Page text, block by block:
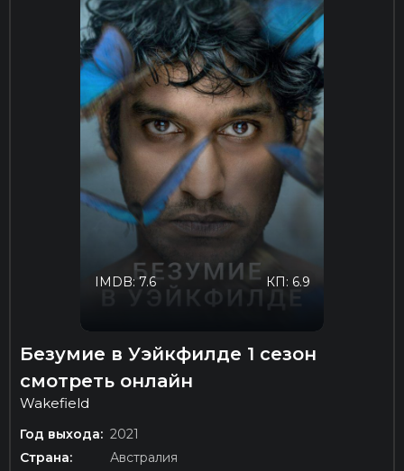
КП: 6.9
IMDB: 7.6
Безумие в Уэйкфилде 1 сезон
смотреть онлайн
Wakefield
Год выхода: 2021
Страна:
Австралия